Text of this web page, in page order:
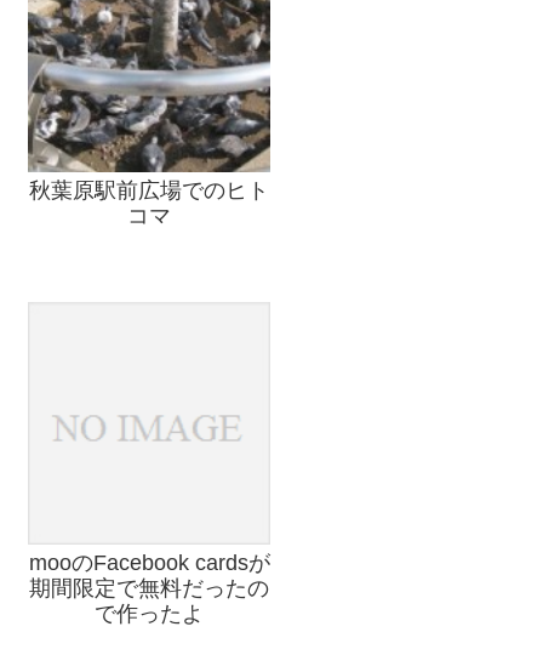
秋葉原駅前広場でのヒト
コマ
mooのFacebook cardsが
期間限定で無料だったの
で作ったよ